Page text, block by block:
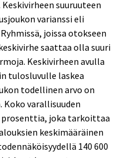
suuruuteen
varianssi eli
joissa otokseen
saattaa olla suuri
Keskivirheen avulla
tulosluvulle laskea
todellinen arvo on
varallisuuden
prosenttia, joka tarkoittaa
keskimääräinen
140 600